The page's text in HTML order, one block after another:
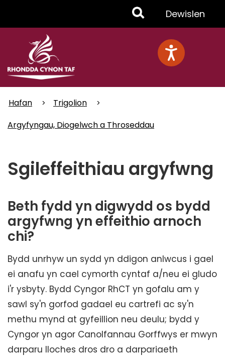
Toggle
Menu
Dewislen
Hafan
Trigolion
Argyfyngau, Diogelwch a Throseddau
Sgileffeithiau argyfwng
Beth fydd yn digwydd os bydd
argyfwng yn effeithio arnoch
chi?
Bydd unrhyw un sydd yn ddigon anlwcus i gael
ei anafu yn cael cymorth cyntaf a/neu ei gludo
i'r ysbyty. Bydd Cyngor RhCT yn gofalu am y
sawl sy'n gorfod gadael eu cartrefi ac sy'n
methu mynd at gyfeillion neu deulu; bydd y
Cyngor yn agor Canolfannau Gorffwys er mwyn
darparu lloches dros dro a darpariaeth